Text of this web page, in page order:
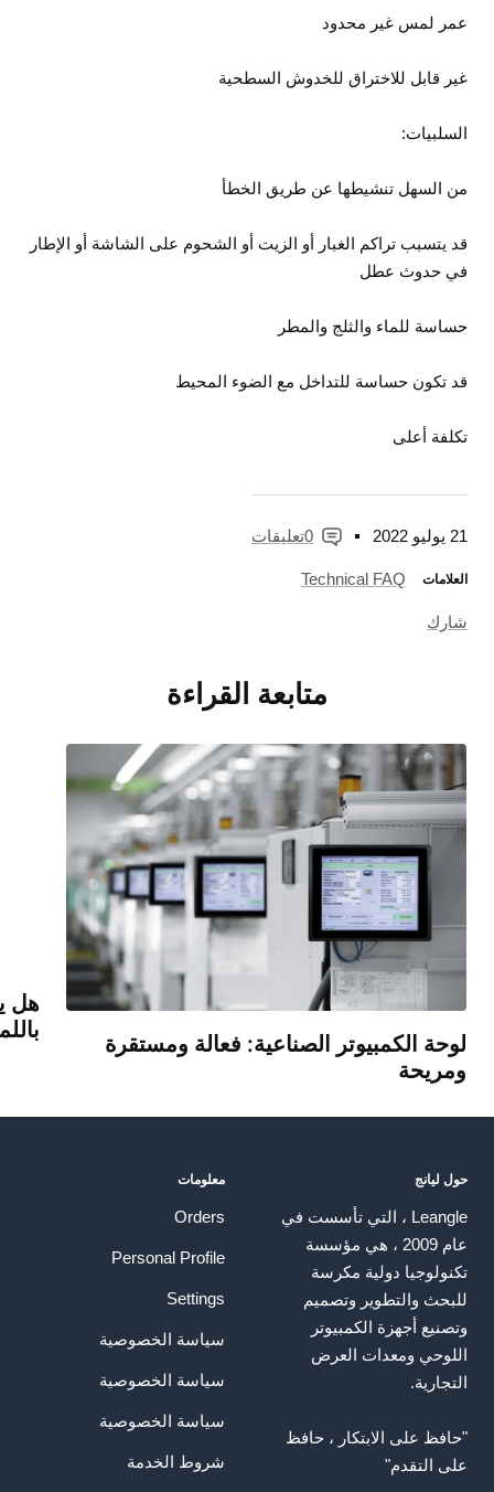
21 يوليو 2022 0تعليقات
العلامات Technical FAQ
شارك
عمر لمس غير محدود
غير قابل للاختراق للخدوش السطحية
السلبيات:
من السهل تنشيطها عن طريق الخطأ
قد يتسبب تراكم الغبار أو الزيت أو الشحوم على الشاشة أو الإطار
في حدوث عطل
حساسة للماء والثلج والمطر
قد تكون حساسة للتداخل مع الضوء المحيط
تكلفة أعلى
متابعة القراءة
لوحة الكمبيوتر الصناعية: فعالة ومستقرة
ومريحة
هل
حول ليانج
Leangle ، التي تأسست في
عام 2009 ، هي مؤسسة
تكنولوجيا دولية مكرسة
للبحث والتطوير وتصميم
وتصنيع أجهزة الكمبيوتر
اللوحي ومعدات العرض
التجارية.
"حافظ على الابتكار ، حافظ
على التقدم"
معلومات
Orders
Personal Profile
Settings
سياسة الخصوصية
سياسة الخصوصية
سياسة الخصوصية
شروط الخدمة